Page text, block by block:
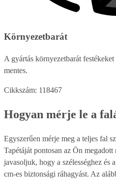
Környezetbarát
A gyártás környezetbarát
mentes.
Cikkszám: 118467
Hogyan mérje le a
Egyszerűen mérje meg a teljes fal
Tapétáját pontosan az Ön
javasoljuk, hogy a szélességhez és
cm-es biztonsági ráhagyást. Az